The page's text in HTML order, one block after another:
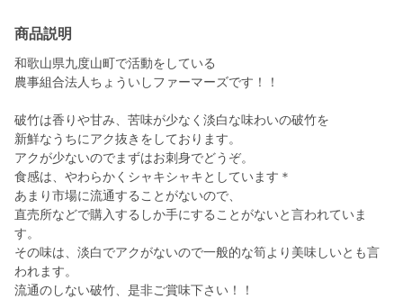
商品説明
和歌山県九度山町で活動をしている
農事組合法人ちょういしファーマーズです！！
破竹は香りや甘み、苦味が少なく淡白な味わいの破竹を
新鮮なうちにアク抜きをしております。
アクが少ないのでまずはお刺身でどうぞ。
食感は、やわらかくシャキシャキとしています＊
あまり市場に流通することがないので、
直売所などで購入するしか手にすることがないと言われていま
す。
その味は、淡白でアクがないので一般的な筍より美味しいとも言
われます。
流通のしない破竹、是非ご賞味下さい！！